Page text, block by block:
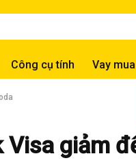
Công cụ tính Vay
giảm